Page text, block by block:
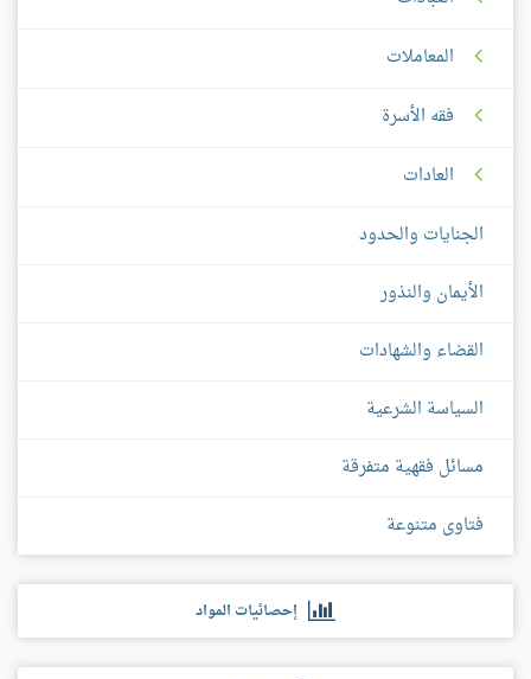
المعاملات
فقه الأسرة
العادات
الجنايات والحدود
الأيمان والنذور
القضاء والشهادات
السياسة الشرعية
مسائل فقهية متفرقة
فتاوى متنوعة
إحصائيات المواد